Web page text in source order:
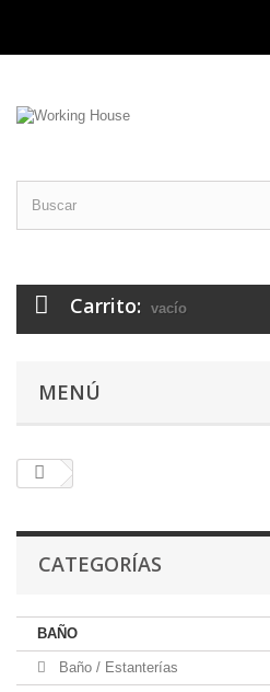
Carrito: vacío
MENÚ
CATEGORÍAS
BAÑO
Baño / Estanterías